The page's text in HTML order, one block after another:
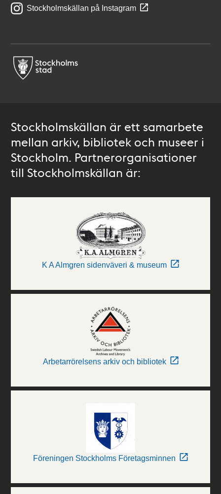
Stockholmskällan på Instagram
Stockholmskällan är ett samarbete
mellan arkiv, bibliotek och museer i
Stockholm. Partnerorganisationer
till Stockholmskällan är:
K A Almgren sidenväveri & museum
Arbetarrörelsens arkiv och bibliotek
Föreningen Stockholms Företagsminnen